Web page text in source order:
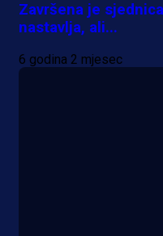
Završena je
nastavlja, ali...
6 godina 2 mjesec